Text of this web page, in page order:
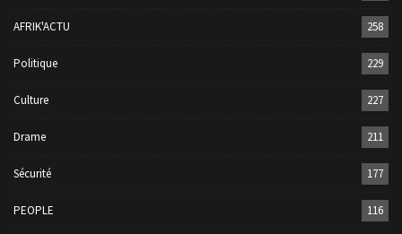
AFRIK'ACTU 258
Politique 229
Culture 227
Drame 211
Sécurité 177
PEOPLE 116